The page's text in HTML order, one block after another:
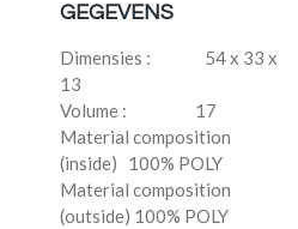
GEGEVENS
Dimensies : 54 x 33 x
13
Volume : 17
Material composition
(inside) 100% POLY
Material composition
(outside) 100% POLY